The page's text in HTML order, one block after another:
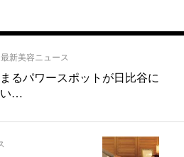
最新美容ニュース
るパワースポットが日比谷に
い…